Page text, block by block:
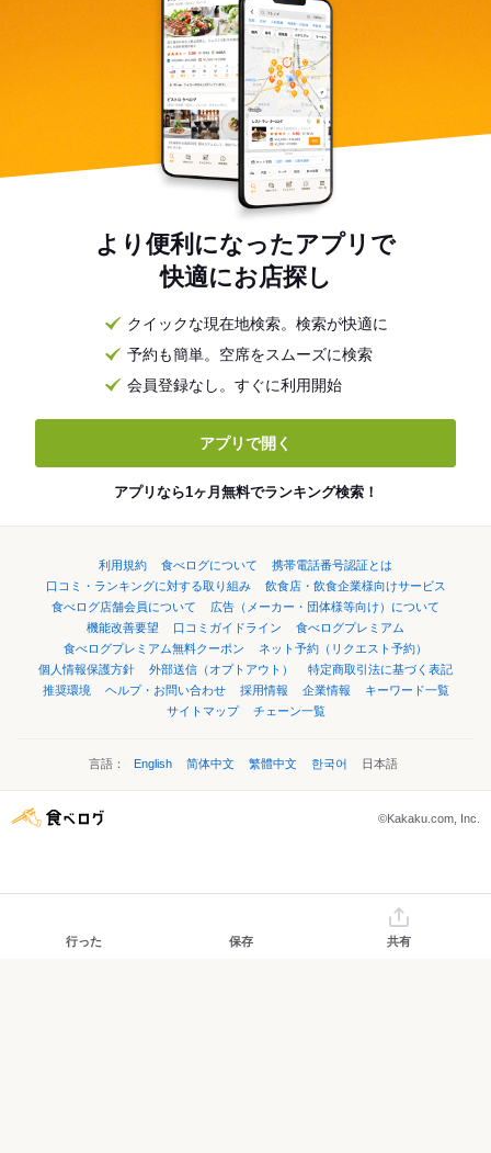
より便利になったアプリで
快適にお店探し
クイックな現在地検索。検索が快適に
予約も簡単。空席をスムーズに検索
会員登録なし。すぐに利用開始
アプリで開く
アプリなら1ヶ月無料でランキング検索！
利用規約 食べログについて
携帯電話番号認証とは
口コミ・ランキングに対する取り組み
飲食店・飲食企業様向けサービス
食べログ店舗会員について
広告（メーカー・団体様等向け）について
機能改善要望
口コミガイドライン
食べログプレミアム
食べログプレミアム無料クーポン
ネット予約（リクエスト予約）
個人情報保護方針
外部送信（オプトアウト）
特定商取引法に基づく表記
推奨環境
ヘルプ・お問い合わせ 採用情報 企業情報
キーワード一覧
サイトマップ
チェーン一覧
言語： English 简体中文 繁體中文 한국어 日本語
©Kakaku.com, Inc.
行った 保存 共有